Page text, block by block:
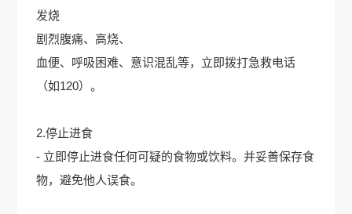
发烧
剧烈腹痛、高烧、
血便、呼吸困难、意识混乱等，立即拨打急救电话
（如120）。
2.停止进食
- 立即停止进食任何可疑的食物或饮料。并妥善保存食
物，避免他人误食。